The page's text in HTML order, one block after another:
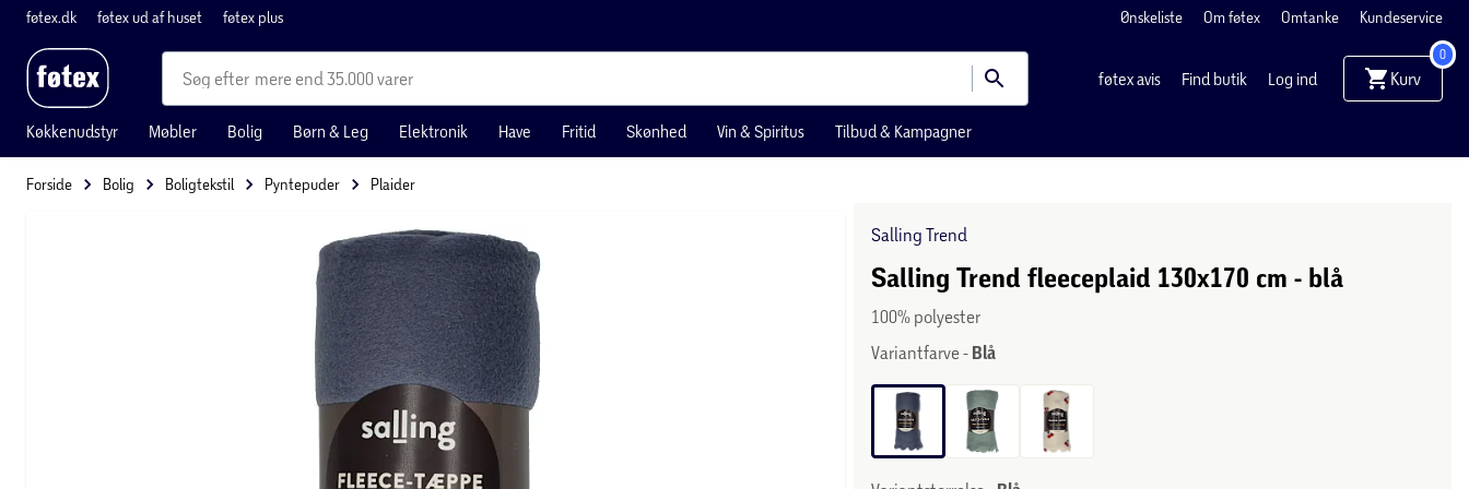
føtex.dk føtex ud af huset føtex plus Ønskeliste Om føtex Omtanke Kundeservice
mere end 35.000 varer føtex avis Find butik Log ind Kurv
0
Køkkenudstyr Møbler Bolig Børn & Leg Elektronik Have Fritid Skønhed Vin & Spiritus Tilbud & Kampagner
Forside Bolig Boligtekstil Pyntepuder Plaider
Salling Trend
Salling Trend fleeceplaid 130x170 cm - blå
100% polyester
Variantfarve - Blå